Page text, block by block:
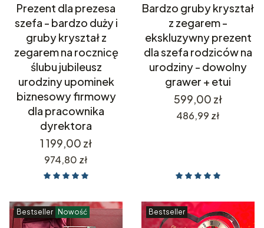
Prezent dla prezesa
szefa - bardzo duży i
gruby kryształ z
zegarem na rocznicę
ślubu jubileusz
urodziny upominek
biznesowy firmowy
dla pracownika
dyrektora
Cena
1 199,00 zł
Cena
974,80 zł
Bardzo gruby kryształ
z zegarem -
ekskluzywny prezent
dla szefa rodziców na
urodziny - dowolny
grawer + etui
Cena
599,00 zł
Cena
486,99 zł
Bestseller Nowość Bestseller